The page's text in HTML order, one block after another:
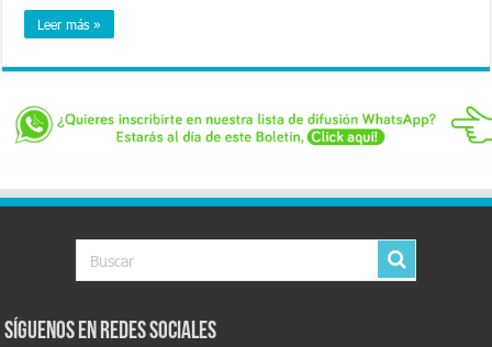
Leer más »
Síguenos en Redes Sociales